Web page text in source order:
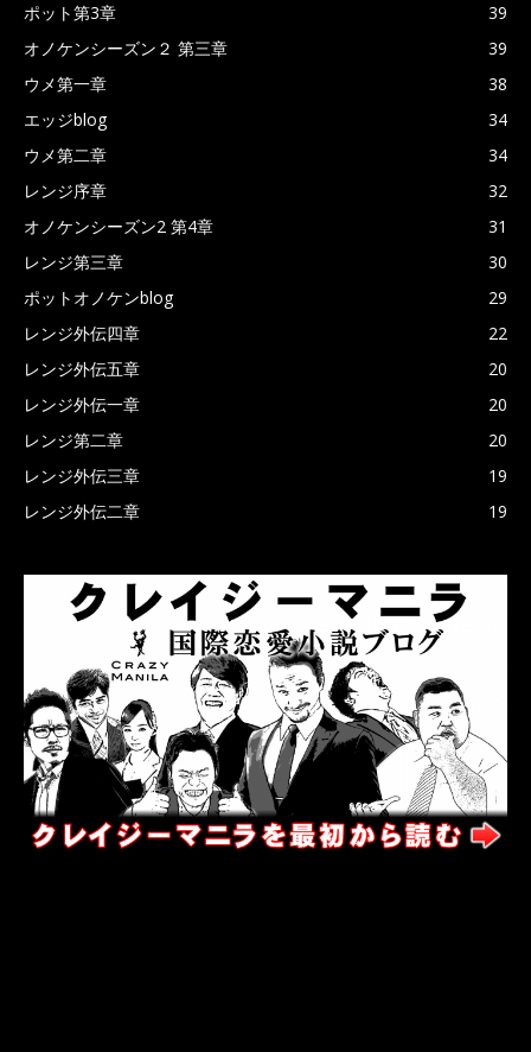
ポット第3章
39
オノケンシーズン２ 第三章
39
ウメ第一章
38
エッジblog
34
ウメ第二章
34
レンジ序章
32
オノケンシーズン2 第4章
31
レンジ第三章
30
ポットオノケンblog
29
レンジ外伝四章
22
レンジ外伝五章
20
レンジ外伝一章
20
レンジ第二章
20
レンジ外伝三章
19
レンジ外伝二章
19